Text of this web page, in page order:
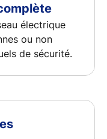
électrique
ou non
de sécurité.